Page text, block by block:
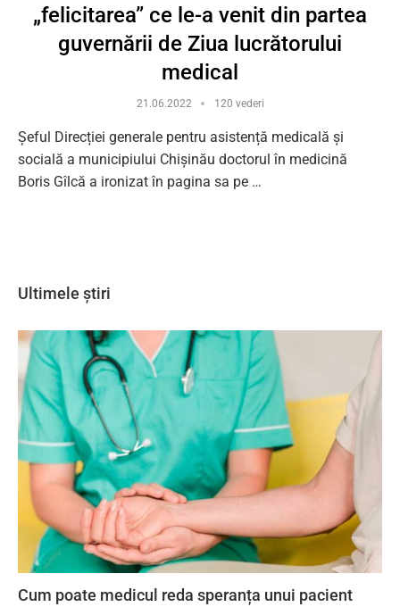
„felicitarea” ce le-a venit din partea
guvernării de Ziua lucrătorului
medical
21.06.2022 120 vederi
Șeful Direcției generale pentru asistență medicală și
socială a municipiului Chișinău doctorul în medicină
Boris Gîlcă a ironizat în pagina sa pe …
Ultimele știri
Cum poate medicul reda speranța unui pacient